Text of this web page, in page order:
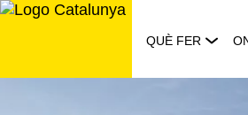
Saltar
QUÈ FER